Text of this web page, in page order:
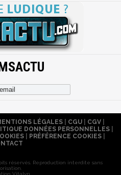
LÉGALES| CGU| CGV|
DONNÉES PERSONNELLES
PRÉFÉRENCE COOKIES
réservés. Reproduction interdite sans
Vitalyn